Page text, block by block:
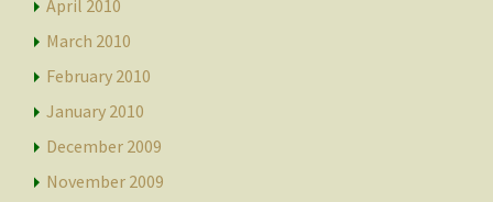
April 2010
March 2010
February 2010
January 2010
December 2009
November 2009